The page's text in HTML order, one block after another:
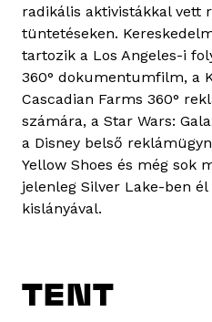
radikális aktivistákkal vett
tüntetéseken.
tartozik a Los Angeles-i
360° dokumentumfilm, a
Cascadian Farms 360°
számára, a Star Wars:
a Disney belső
Yellow Shoes és még sok
jelenleg Silver Lake-ben él
kislányával.
TENT